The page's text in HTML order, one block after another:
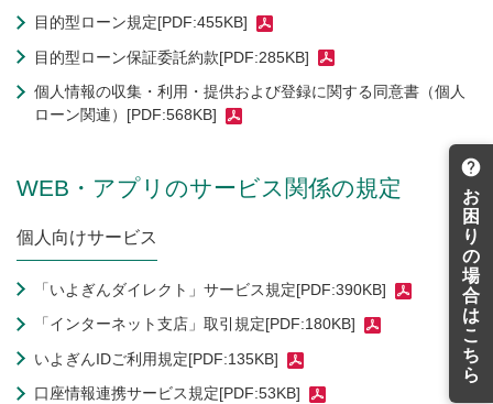
目的型ローン規定[PDF:455KB]
目的型ローン保証委託約款[PDF:285KB]
個人情報の収集・利用・提供および登録に関する同意書（個人
ローン関連）[PDF:568KB]
WEB・アプリのサービス関係の規定
個人向けサービス
「いよぎんダイレクト」サービス規定[PDF:390KB]
「インターネット支店」取引規定[PDF:180KB]
いよぎんIDご利用規定[PDF:135KB]
口座情報連携サービス規定[PDF:53KB]
お
困
り
の
場
合
は
こ
ち
ら